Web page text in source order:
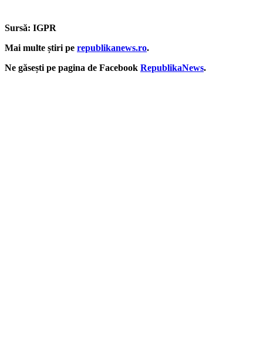
Sursă: IGPR
Mai multe știri pe republikanews.ro.
Ne găsești pe pagina de Facebook RepublikaNews.